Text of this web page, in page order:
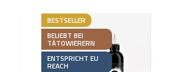
BESTSELLER
BELIEBT BEI
TÄTOWIERERN
ENTSPRICHT EU
REACH